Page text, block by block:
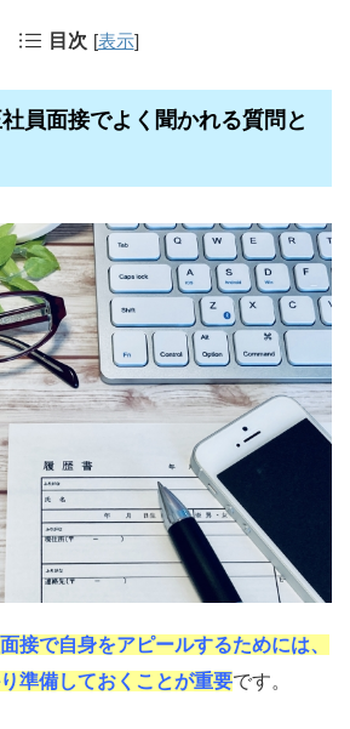
目次 [表示]
員面接でよく聞かれる質問と
接で自身をアピールするためには、
準備しておくことが重要です。